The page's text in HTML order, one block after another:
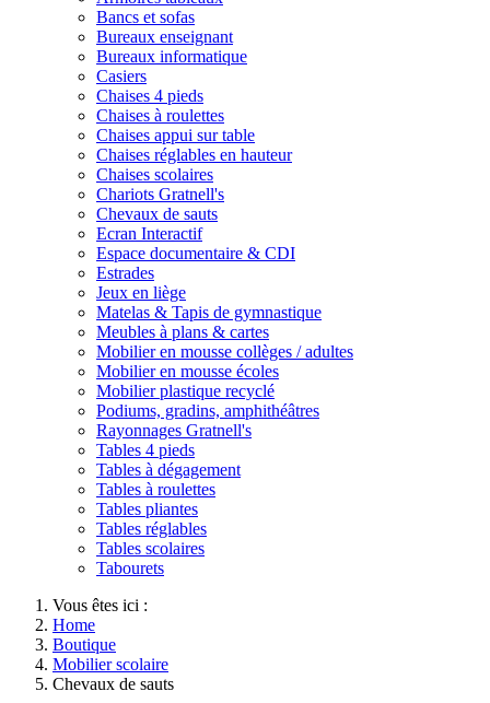
Bancs et sofas
Bureaux enseignant
Bureaux informatique
Casiers
Chaises 4 pieds
Chaises à roulettes
Chaises appui sur table
Chaises réglables en hauteur
Chaises scolaires
Chariots Gratnell's
Chevaux de sauts
Ecran Interactif
Espace documentaire & CDI
Estrades
Jeux en liège
Matelas & Tapis de gymnastique
Meubles à plans & cartes
Mobilier en mousse collèges / adultes
Mobilier en mousse écoles
Mobilier plastique recyclé
Podiums, gradins, amphithéâtres
Rayonnages Gratnell's
Tables 4 pieds
Tables à dégagement
Tables à roulettes
Tables pliantes
Tables réglables
Tables scolaires
Tabourets
Vous êtes ici :
Home
Boutique
Mobilier scolaire
Chevaux de sauts